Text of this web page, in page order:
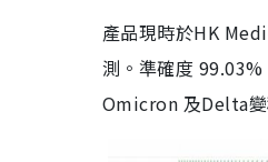
產品現時於HK
測。準確度
Omicron 及Delta變